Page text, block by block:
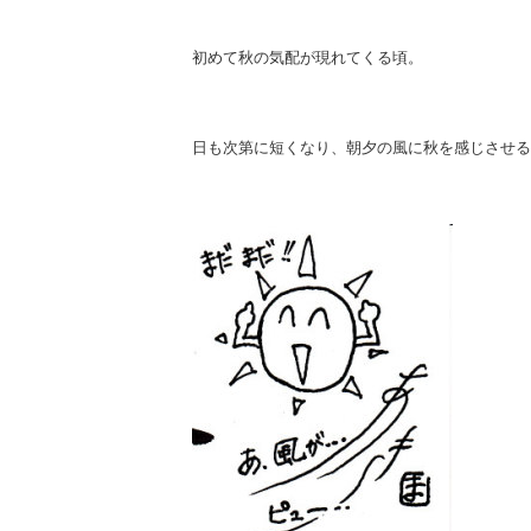
初めて秋の気配が現れてくる頃。
日も次第に短くなり、朝夕の風に秋を感じさせる